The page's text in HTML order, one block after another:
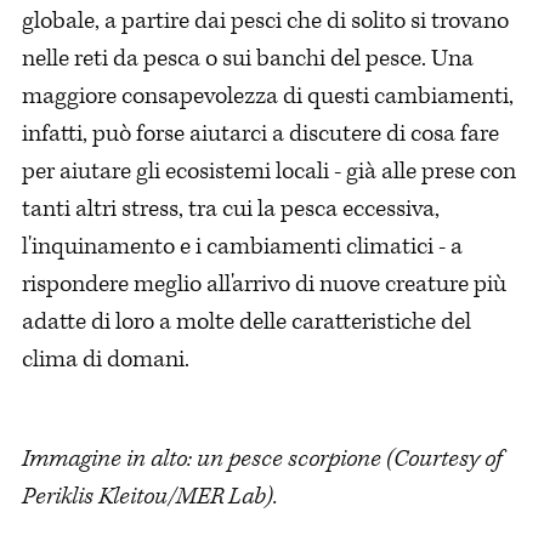
globale, a partire dai pesci che di solito si trovano
nelle reti da pesca o sui banchi del pesce. Una
maggiore consapevolezza di questi cambiamenti,
infatti, può forse aiutarci a discutere di cosa fare
per aiutare gli ecosistemi locali - già alle prese con
tanti altri stress, tra cui la pesca eccessiva,
l'inquinamento e i cambiamenti climatici - a
rispondere meglio all'arrivo di nuove creature più
adatte di loro a molte delle caratteristiche del
clima di domani.
Immagine in alto: un pesce scorpione (Courtesy of
Periklis Kleitou/MER Lab).